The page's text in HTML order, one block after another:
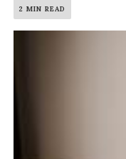
2 MIN READ